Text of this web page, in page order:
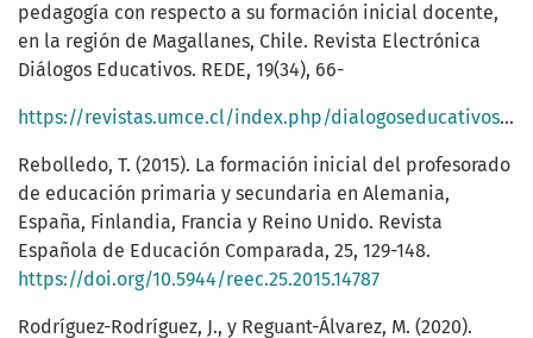
pedagogía con respecto a su formación inicial docente,
en la región de Magallanes, Chile. Revista Electrónica
Diálogos Educativos. REDE, 19(34), 66-
https://revistas.umce.cl/index.php/dialogoseducativos/article/view/1484
Rebolledo, T. (2015). La formación inicial del profesorado
de educación primaria y secundaria en Alemania,
España, Finlandia, Francia y Reino Unido. Revista
Española de Educación Comparada, 25, 129-148.
https://doi.org/10.5944/reec.25.2015.14787
Rodríguez-Rodríguez, J., y Reguant-Álvarez, M. (2020).